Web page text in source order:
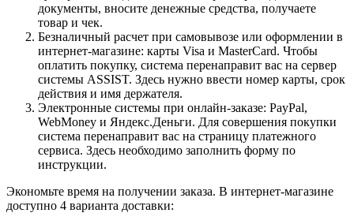
документы, вносите денежные средства, получаете
товар и чек.
Безналичный расчет при самовывозе или оформлении в
интернет-магазине: карты Visa и MasterCard. Чтобы
оплатить покупку, система перенаправит вас на сервер
системы ASSIST. Здесь нужно ввести номер карты, срок
действия и имя держателя.
Электронные системы при онлайн-заказе: PayPal,
WebMoney и Яндекс.Деньги. Для совершения покупки
система перенаправит вас на страницу платежного
сервиса. Здесь необходимо заполнить форму по
инструкции.
Экономьте время на получении заказа. В интернет-магазине
доступно 4 варианта доставки: